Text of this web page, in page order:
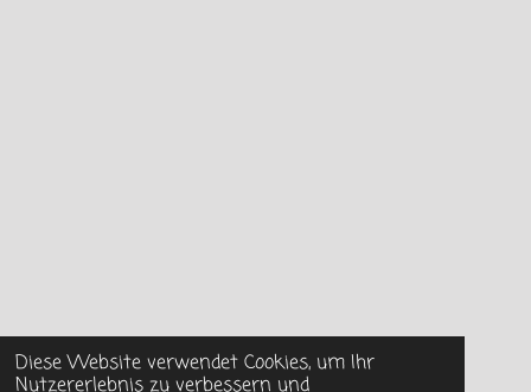
Diese Website verwendet Cookies, um Ihr
Nutzererlebnis zu verbessern und